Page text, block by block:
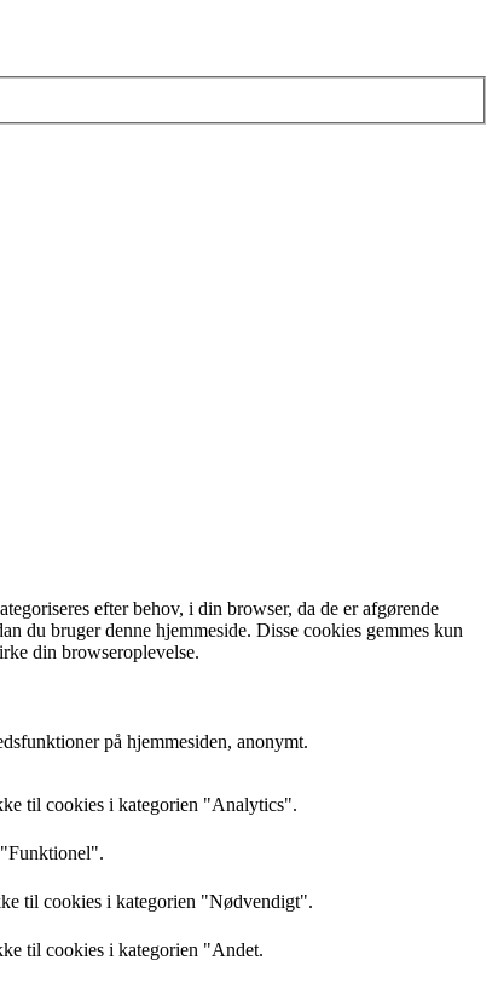
efter behov, i din browser, da de er afgørende
du bruger denne hjemmeside. Disse cookies gemmes kun
din browseroplevelse.
på hjemmesiden, anonymt.
til cookies i kategorien "Analytics".
til cookies i kategorien "Nødvendigt".
til cookies i kategorien "Andet.